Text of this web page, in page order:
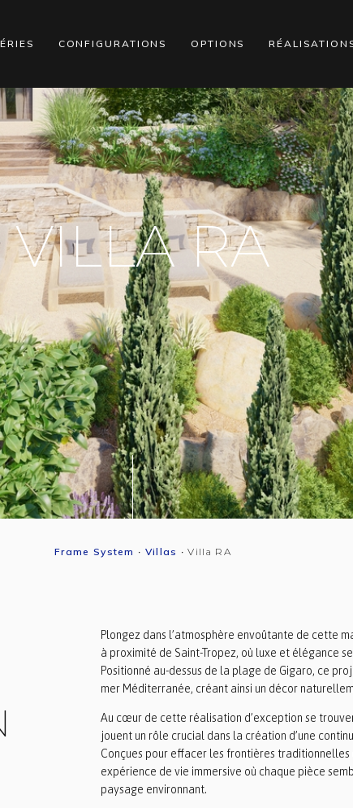
CONFIGURATIONS OPTIONS
VILLA RA
Frame System • Villas •Villa RA
Plongez dans l’atmosphère envoûtante de cette
à proximité de Saint-Tropez, où luxe et élégance
Positionné au-dessus de la plage de Gigaro, ce
mer Méditerranée, créant ainsi un décor
Au cœur de cette réalisation d’exception se
jouent un rôle crucial dans la création d’une
Conçues pour effacer les frontières
expérience de vie immersive où chaque pièce
paysage environnant.